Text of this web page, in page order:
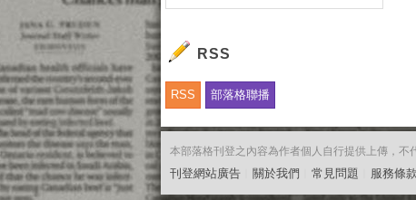
RSS
RSS 部落格聯播
本部落格刊登之內容為作者個人自行提供上傳，不
刊登網站廣告 關於我們 常見問題 服務條款